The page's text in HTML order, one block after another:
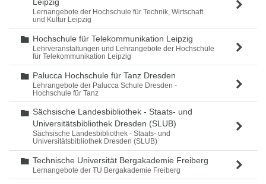
Leipzig
Lernangebote der Hochschule für Technik, Wirtschaft
und Kultur Leipzig
Ordner
Hochschule für Telekommunikation Leipzig
Lehrveranstaltungen und Lehrangebote der Hochschule
für Telekommunikation Leipzig
Ordner
Palucca Hochschule für Tanz Dresden
Lehrangebote der Palucca Schule Dresden -
Hochschule für Tanz
Ordner
Sächsische Landesbibliothek - Staats- und
Universitätsbibliothek Dresden (SLUB)
Sächsische Landesbibliothek - Staats- und
Universitätsbibliothek Dresden (SLUB)
Ordner
Technische Universität Bergakademie Freiberg
Lernangebote der TU Bergakademie Freiberg